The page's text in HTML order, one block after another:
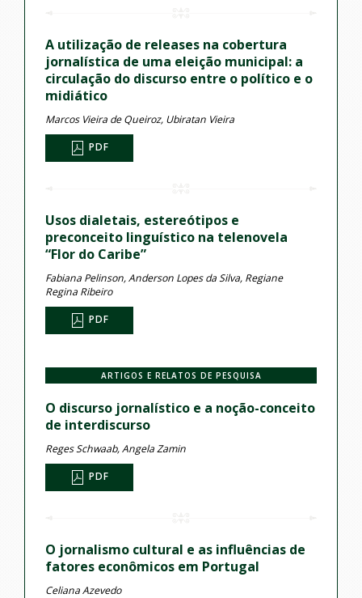
A utilização de releases na cobertura
jornalística de uma eleição municipal: a
circulação do discurso entre o político e o
midiático
Marcos Vieira de Queiroz, Ubiratan Vieira
PDF
Usos dialetais, estereótipos e
preconceito linguístico na telenovela
“Flor do Caribe”
Fabiana Pelinson, Anderson Lopes da Silva, Regiane
Regina Ribeiro
PDF
ARTIGOS E RELATOS DE PESQUISA
O discurso jornalístico e a noção-conceito
de interdiscurso
Reges Schwaab, Angela Zamin
PDF
O jornalismo cultural e as influências de
fatores econômicos em Portugal
Celiana Azevedo